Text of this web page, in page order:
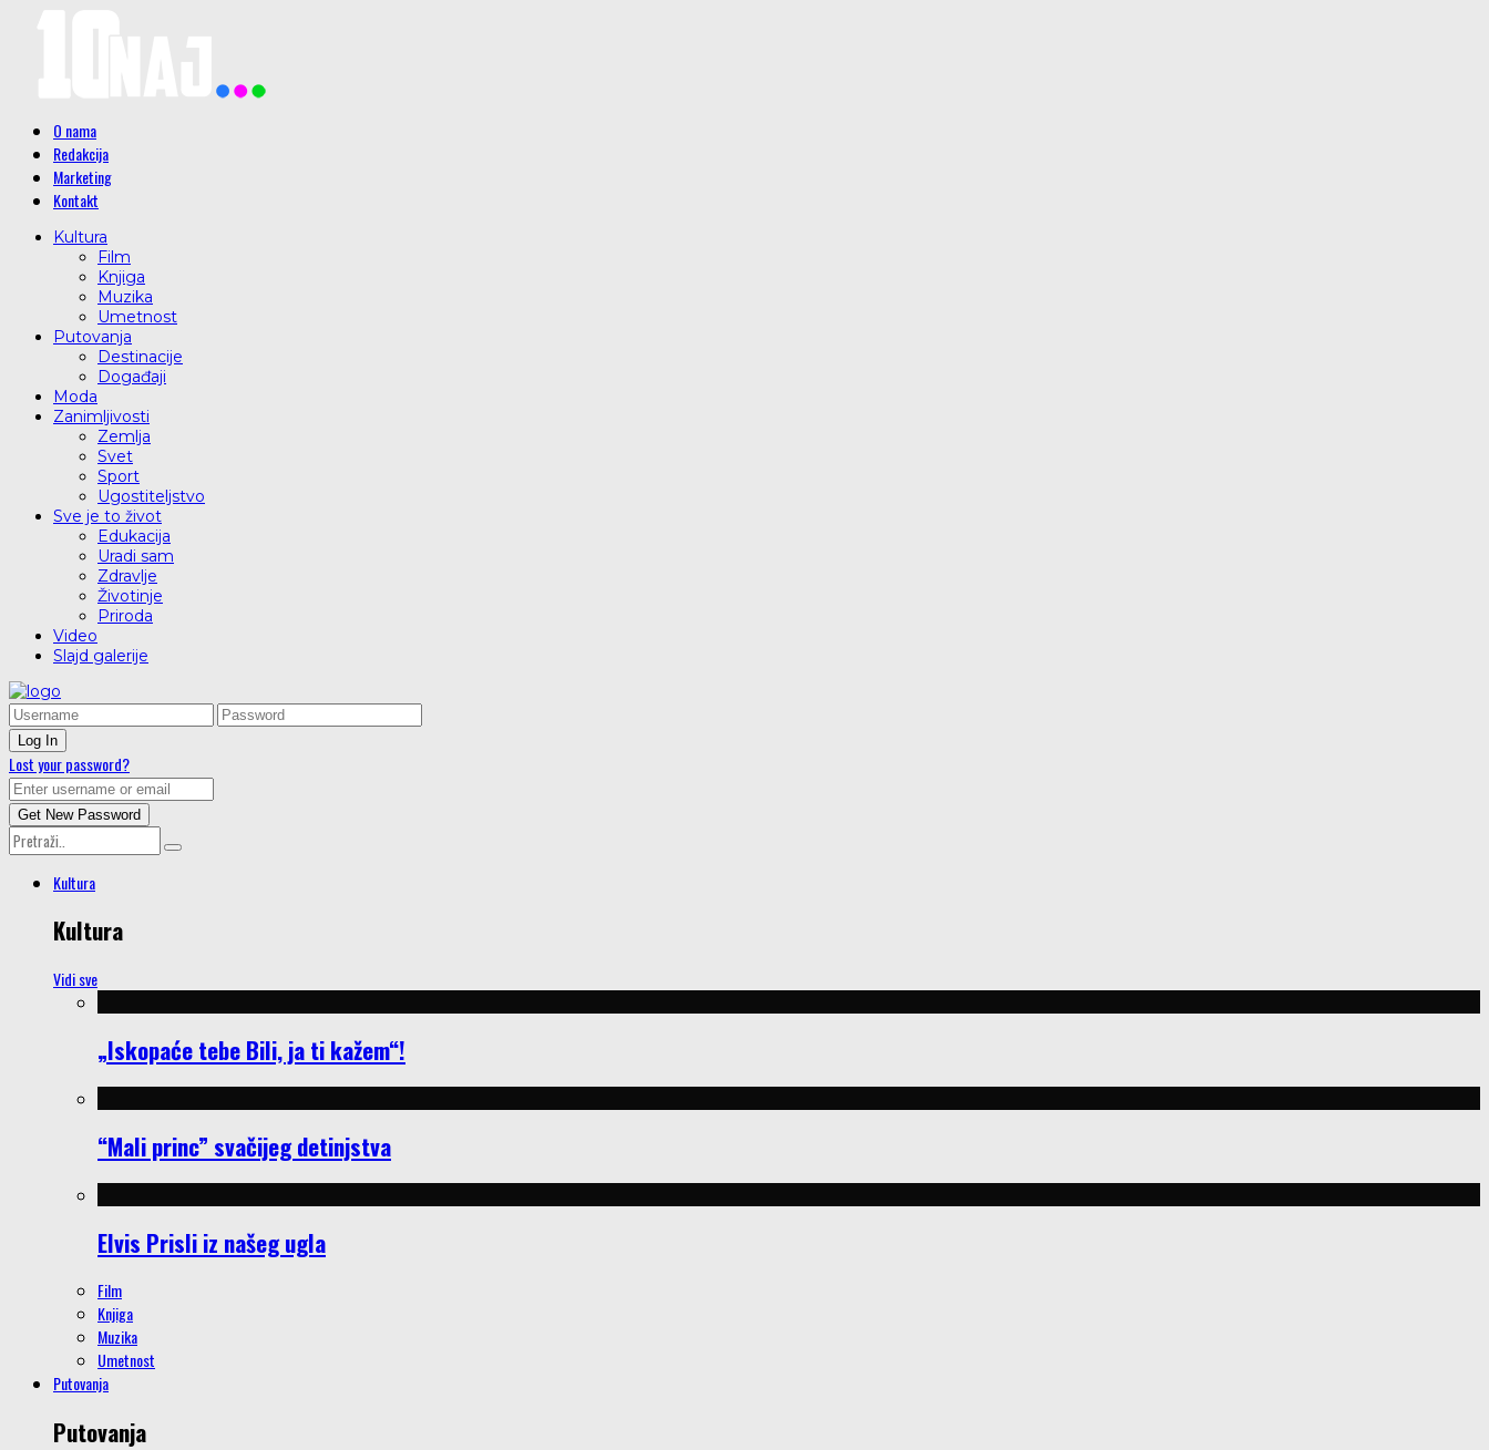
O nama
Redakcija
Marketing
Kontakt
Kultura
Film
Knjiga
Muzika
Umetnost
Putovanja
Destinacije
Događaji
Moda
Zanimljivosti
Zemlja
Svet
Sport
Ugostiteljstvo
Sve je to život
Edukacija
Uradi sam
Zdravlje
Životinje
Priroda
Video
Slajd galerije
Lost your password?
Kultura
Kultura
Vidi sve
„Iskopaće tebe Bili, ja ti kažem“!
“Mali princ” svačijeg detinjstva
Elvis Prisli iz našeg ugla
Film
Knjiga
Muzika
Umetnost
Putovanja
Putovanja